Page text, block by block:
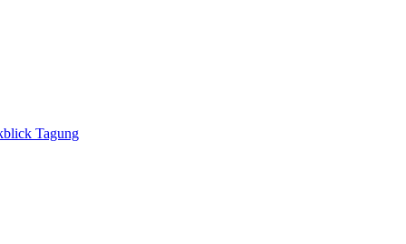
Tagung